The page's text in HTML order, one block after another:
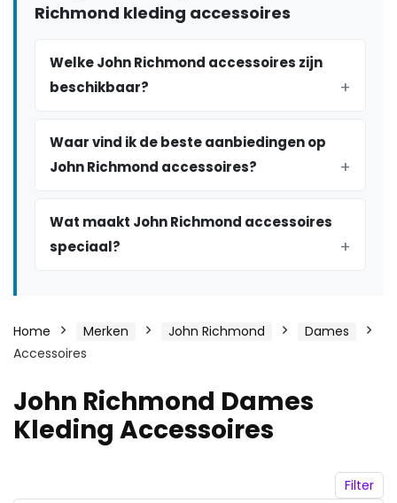
Richmond kleding accessoires
Welke John Richmond accessoires zijn
beschikbaar?
Waar vind ik de beste aanbiedingen op
John Richmond accessoires?
Wat maakt John Richmond accessoires
speciaal?
Home Merken John Richmond
Dames
Accessoires
John Richmond Dames
Kleding Accessoires
Filter